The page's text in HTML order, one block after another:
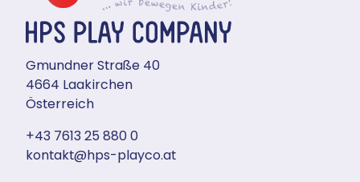
Gmundner Straße 40
4664 Laakirchen
Österreich
+43 7613 25 880 0
kontakt@hps-playco.at